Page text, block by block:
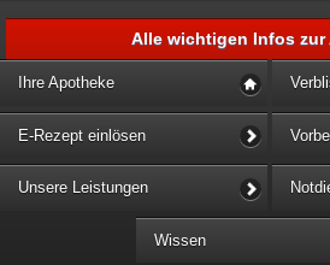
Alle wichtigen Infos zur
Ihre Apotheke
E-Rezept einlösen
Unsere Leistungen
Wissen